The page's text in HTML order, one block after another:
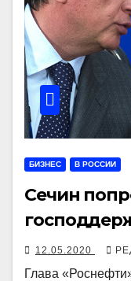
БИЗНЕС В РОССИИ
Сечин
12.05.2020
Глава